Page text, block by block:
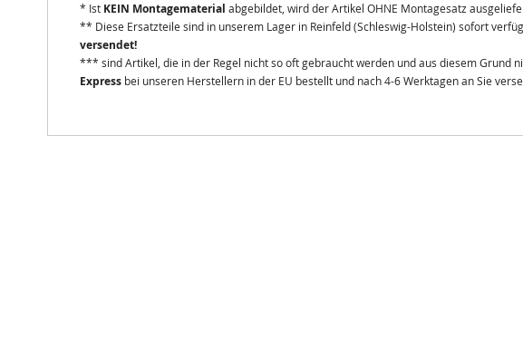
* Ist KEIN Montagematerial abgebildet, wird der Artikel OHNE Montagesatz
** Diese Ersatzteile sind in unserem Lager in Reinfeld (Schleswig-Holstein) sofort
versendet!
*** sind Artikel, die in der Regel nicht so oft gebraucht werden und aus diesem Grund
Express bei unseren Herstellern in der EU bestellt und nach 4-6 Werktagen an Sie